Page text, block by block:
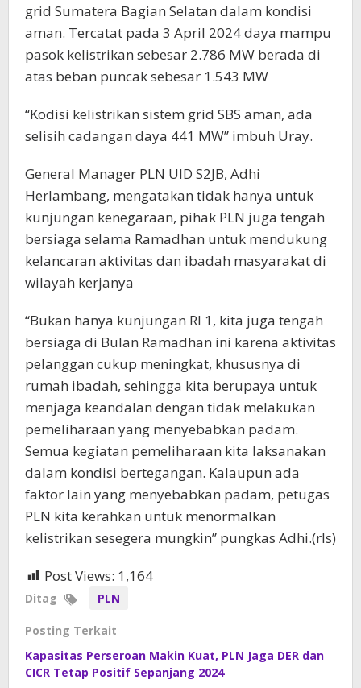
grid Sumatera Bagian Selatan dalam kondisi
aman. Tercatat pada 3 April 2024 daya mampu
pasok kelistrikan sebesar 2.786 MW berada di
atas beban puncak sebesar 1.543 MW
“Kodisi kelistrikan sistem grid SBS aman, ada
selisih cadangan daya 441 MW” imbuh Uray.
General Manager PLN UID S2JB, Adhi
Herlambang, mengatakan tidak hanya untuk
kunjungan kenegaraan, pihak PLN juga tengah
bersiaga selama Ramadhan untuk mendukung
kelancaran aktivitas dan ibadah masyarakat di
wilayah kerjanya
“Bukan hanya kunjungan RI 1, kita juga tengah
bersiaga di Bulan Ramadhan ini karena aktivitas
pelanggan cukup meningkat, khususnya di
rumah ibadah, sehingga kita berupaya untuk
menjaga keandalan dengan tidak melakukan
pemeliharaan yang menyebabkan padam.
Semua kegiatan pemeliharaan kita laksanakan
dalam kondisi bertegangan. Kalaupun ada
faktor lain yang menyebabkan padam, petugas
PLN kita kerahkan untuk menormalkan
kelistrikan sesegera mungkin” pungkas Adhi.(rls)
Post Views: 1,164
Ditag PLN
Posting Terkait
Kapasitas Perseroan Makin Kuat, PLN Jaga DER dan
CICR Tetap Positif Sepanjang 2024